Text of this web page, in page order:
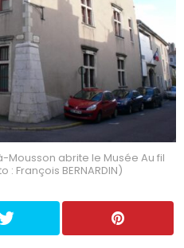
Mousson abrite le Musée Au fil
François BERNARDIN)